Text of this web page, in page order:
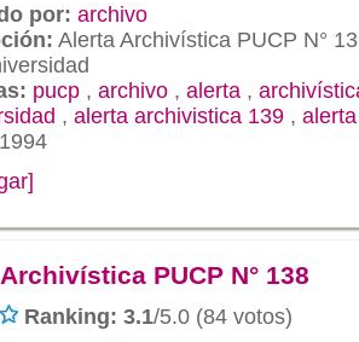
por: archivo
Alerta Archivística PUCP N°
pucp , archivo , alerta ,
, alerta archivistica 139 ,
1994
PUCP N° 138
Ranking: 3.1/5.0 (84 votos)